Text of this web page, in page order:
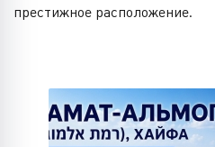
престижное расположение.